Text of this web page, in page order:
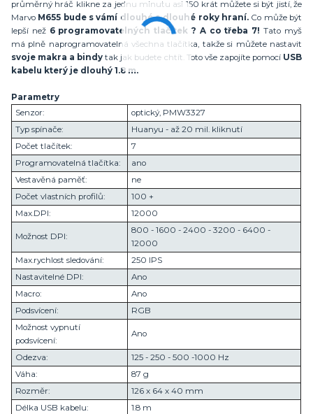
průměrný hráč klikne za jednu minutu asi 150 krát můžete si být jistí, že
Marvo M655 bude s vámí dlouhé a dlouhé roky hraní.Co může být
lepší než 6 programovatelných tlačítek ? A co třeba 7! Tato myš
má plně naprogramovatelná všechna tlačítka, takže si můžete nastavit
svoje makra a bindy tak jak budete chtít. Toto vše zapojíte pomocí USB
kabelu který je dlouhý 1.8 m.
Parametry
Senzor:
optický, PMW3327
Typ spínače:
Huanyu - až 20 mil. kliknutí
Počet tlačítek:
7
Programovatelná tlačítka:
ano
Vestavěná paměť:
ne
Počet vlastních profilů:
100 +
Max.DPI:
12000
Možnost DPI:
800 - 1600 - 2400 - 3200 - 6400 -
12000
Max.rychlost sledování:
250 IPS
Nastavitelné DPI:
Ano
Macro:
Ano
Podsvícení:
RGB
Možnost vypnutí
podsvícení:
Ano
Odezva:
125 - 250 - 500 -1000 Hz
Váha:
87 g
Rozměr:
126 x 64 x 40 mm
Délka USB kabelu:
1.8 m